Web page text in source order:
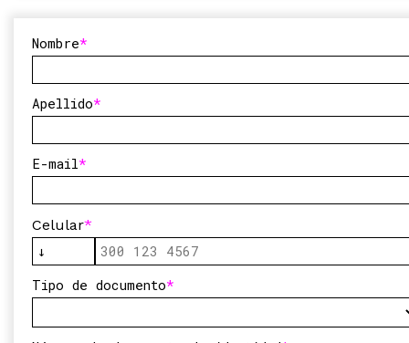
Nombre
Apellido
E-mail
Celular
Tipo de documento